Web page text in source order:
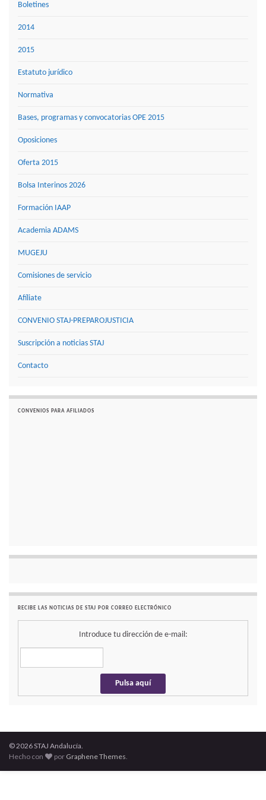
Boletines
2014
2015
Estatuto jurídico
Normativa
Bases, programas y convocatorias OPE 2015
Oposiciones
Oferta 2015
Bolsa Interinos 2026
Formación IAAP
Academia ADAMS
MUGEJU
Comisiones de servicio
Afíliate
CONVENIO STAJ-PREPAROJUSTICIA
Suscripción a noticias STAJ
Contacto
CONVENIOS PARA AFILIADOS
RECIBE LAS NOTICIAS DE STAJ POR CORREO ELECTRÓNICO
Introduce tu dirección de e-mail:
© 2026 STAJ Andalucía.
Hecho con
por Graphene Themes.